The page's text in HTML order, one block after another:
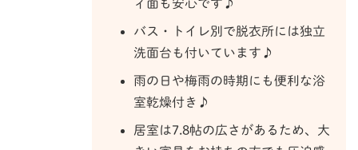
ィ面も安心です♪
バス・トイレ別で脱衣所には独立
洗面台も付いています♪
雨の日や梅雨の時期にも便利な浴
室乾燥付き♪
居室は7.8帖の広さがあるため、大